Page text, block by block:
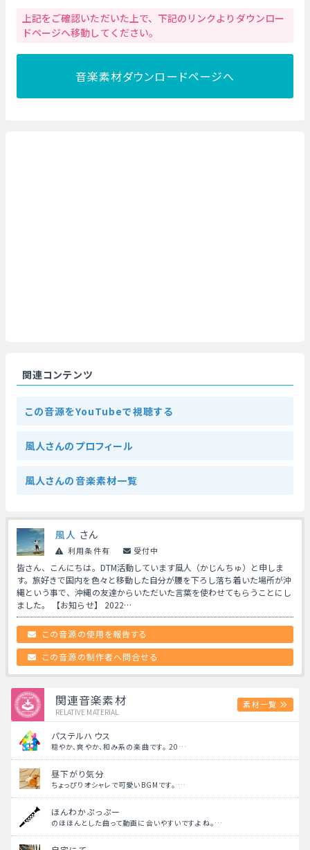
上記をご確認いただいた上で、下記のリンクよりダウンロー
ドページへ移動してください。
音楽素材ダウンロードページへ
関連コンテンツ
この音源をYouTubeで視聴する
風人さんのプロフィール
風人さんの音楽素材一覧
風人 さん
利用条件有 受付中
皆さん、こんにちは。DTM活動しています風人（かじんちゅ）と申しま
す。旅好きで国内を色々と移動した自分が腰を下ろし落ち着いた場所が沖
縄という事で、沖縄の友達からいただいた言葉を使わせてもらうことにし
ました。 【お知らせ】 2022…
この音源の使用を報告する
この音源の制作者へ問合せる
関連音楽素材
RELATIVE MATERIAL
素材一覧
パステルハウス
穏やか、爽やか、和み系の楽曲です。 20…
昼下がり気分
ちょっぴりオシャレで可愛いBGMです。 …
ほんわかぷっぷー
のほほんとした曲って動画に合いやすいですよね。…